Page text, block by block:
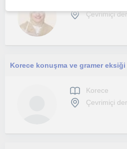
Çevrimiçi
Korece
Çevrimiçi